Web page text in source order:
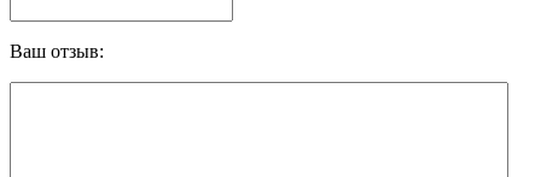
Ваш отзыв: